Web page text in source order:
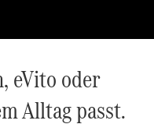
eVito oder
Alltag passt.